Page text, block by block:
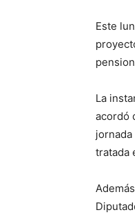
Este
La
acordó
tratada